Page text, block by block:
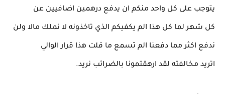
يتوجب على كل واحد منكم ان يدفع درهمين اضافيين عن
كل شهر لما كل هذا الم يكفيكم الذي تاخذونه لا نملك مالا ولن
ندفع اكثر مما دفعنا الم تسمع ما قلت هذا قرار الوالي
اتريد مخالفته لقد ارهقتمونا بالضرائب نريد.